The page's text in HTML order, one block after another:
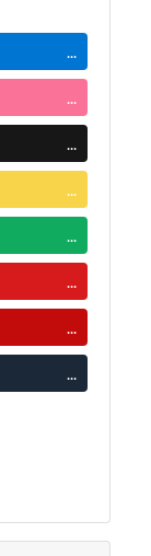
...
...
...
...
...
...
...
...